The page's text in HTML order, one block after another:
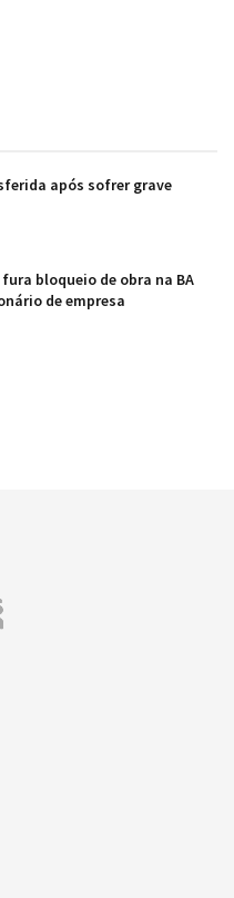
após sofrer grave
bloqueio de obra na BA
de empresa